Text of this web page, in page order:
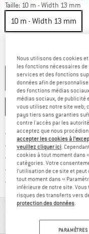
Taille: 10 m - Width 13 mm
10 m - Width 13 mm
Quantité:
ENREGISTRER
Livraison gratuite
Droit de retour de
> 4 000 000 clients
Tous les articles
Protection des
RENSEIGNEMENTS
FONCTIONNALITÉS
Nous utilisons des cookies
les fonctions nécessaires de
services et des fonctions
données afin de
des fonctions médias
médias sociaux, de publicité
vous utilisez notre site web;
pays tiers sans garanties
contre l'accès par les
acceptez que nous
accepter les cookies à
veuillez cliquer ici.
cookies à tout moment dans
catégories. Votre
l’utilisation de ce site et
tout moment dans «
inférieure de notre site.
risques des transferts vers
protection des données.
PARAMÈTRES